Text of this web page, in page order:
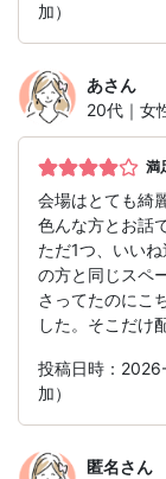
加）
あさん
20代｜女
満
会場はとても綺
色んな方とお話
ただ1つ、いい
の方と同じスペ
さってたのにこ
した。そこだけ
投稿日時：
加）
匿名さん